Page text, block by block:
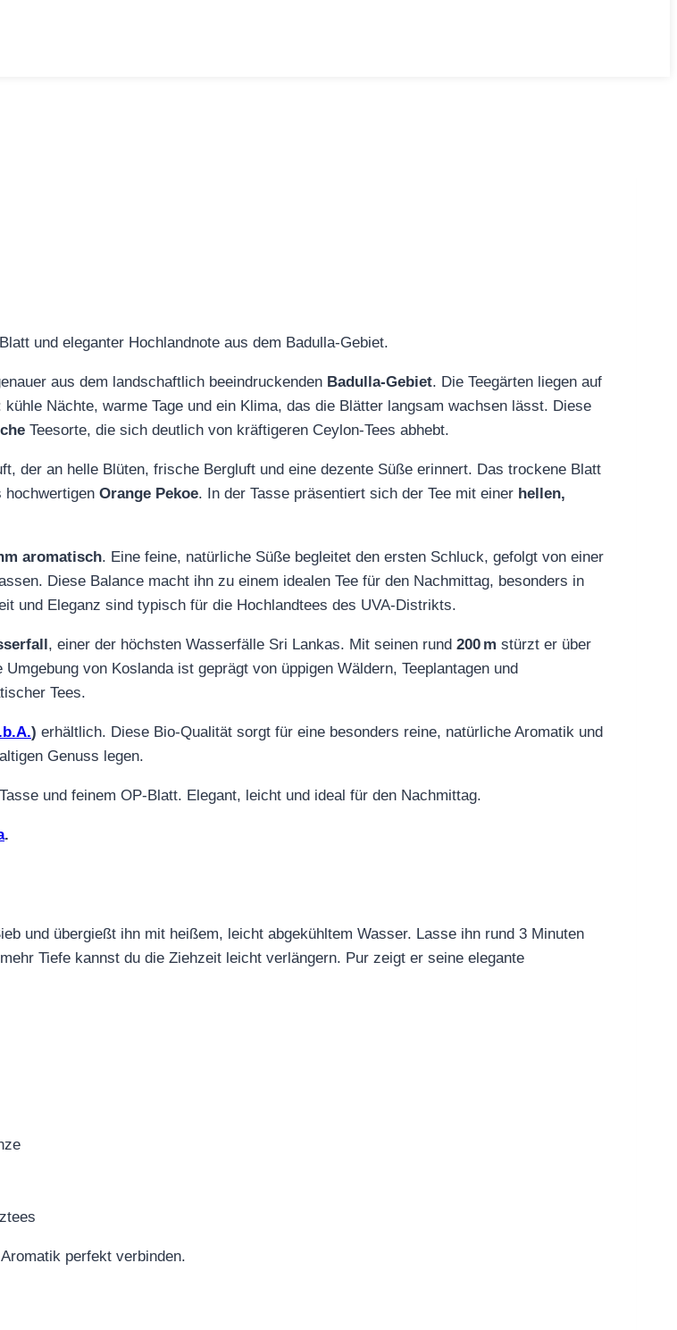
und eleganter Hochlandnote aus dem Badulla‑Gebiet.
aus dem landschaftlich beeindruckenden Badulla‑Gebiet. Die Teegärten liegen auf
Nächte, warme Tage und ein Klima, das die Blätter langsam wachsen lässt. Diese
Teesorte, die sich deutlich von kräftigeren Ceylon‑Tees abhebt.
der an helle Blüten, frische Bergluft und eine dezente Süße erinnert. Das trockene Blatt
hochwertigen Orange Pekoe. In der Tasse präsentiert sich der Tee mit einer hellen,
aromatisch. Eine feine, natürliche Süße begleitet den ersten Schluck, gefolgt von einer
Diese Balance macht ihn zu einem idealen Tee für den Nachmittag, besonders in
und Eleganz sind typisch für die Hochlandtees des UVA‑Distrikts.
, einer der höchsten Wasserfälle Sri Lankas. Mit seinen rund 200 m stürzt er über
von Koslanda ist geprägt von üppigen Wäldern, Teeplantagen und
Tees.
) erhältlich. Diese Bio‑Qualität sorgt für eine besonders reine, natürliche Aromatik und
Genuss legen.
und feinem OP‑Blatt. Elegant, leicht und ideal für den Nachmittag.
.
und übergießt ihn mit heißem, leicht abgekühltem Wasser. Lasse ihn rund 3 Minuten
Tiefe kannst du die Ziehzeit leicht verlängern. Pur zeigt er seine elegante
perfekt verbinden.